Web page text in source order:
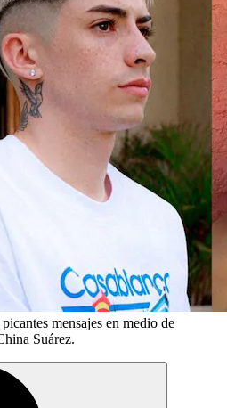
mensajes en medio de
Suárez.